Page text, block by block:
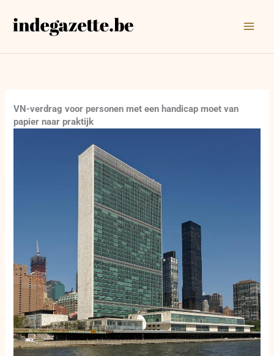
naar
VN-verdrag voor personen met een handicap moet van
papier naar praktijk